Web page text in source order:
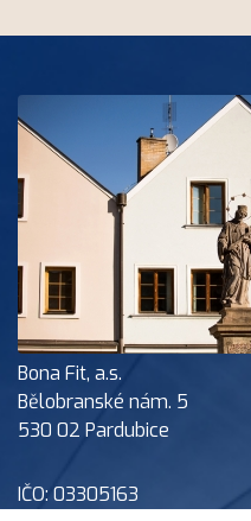
Bona Fit, a.s.
Bělobranské nám. 5
530 02 Pardubice
IČO: 03305163